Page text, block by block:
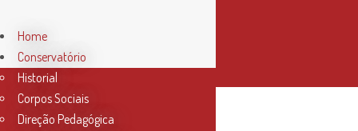
Home
Conservatório
Historial
Corpos Sociais
Direção Pedagógica